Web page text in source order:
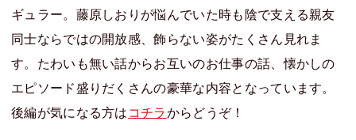
ギュラー。藤原しおりが悩んでいた時も陰で支える親友
同士ならではの開放感、飾らない姿がたくさん見れま
す。たわいも無い話からお互いのお仕事の話、懐かしの
エピソード盛りだくさんの豪華な内容となっています。
後編が気になる方はコチラからどうぞ！